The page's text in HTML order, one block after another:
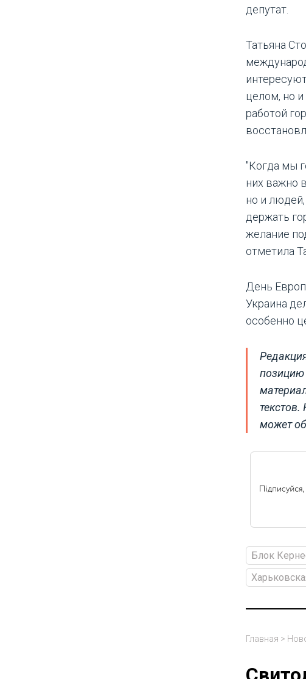
депутат.
Татьяна
целом, но
работой
"Когда мы
них важно
но и
держать
желание
отметила
День
Украина
особенно
позицию
может
Блок
Главная >